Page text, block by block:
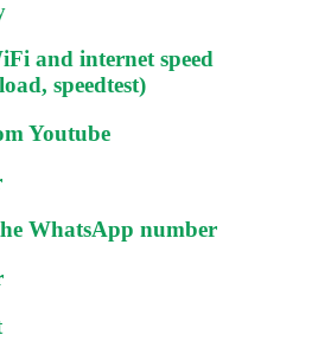
and internet speed
speedtest)
Youtube
WhatsApp number